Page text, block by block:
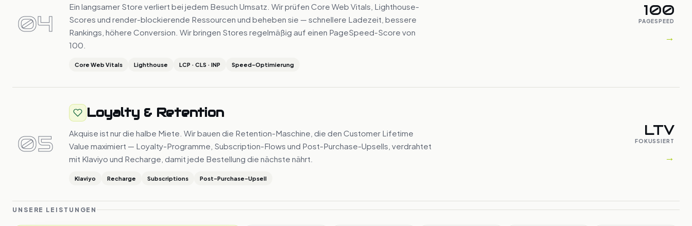
04
Ein langsamer Store verliert bei jedem Besuch Umsatz. Wir prüfen Core Web Vitals, Lighthouse-
Scores und render-blockierende Ressourcen und beheben sie — schnellere Ladezeit, bessere
Rankings, höhere Conversion. Wir bringen Stores regelmäßig auf einen PageSpeed-Score von
100.
Core Web Vitals Lighthouse LCP · CLS · INP Speed-Optimierung
100
PAGESPEED
→
05
Loyalty & Retention
Akquise ist nur die halbe Miete. Wir bauen die Retention-Maschine, die den Customer Lifetime
Value maximiert — Loyalty-Programme, Subscription-Flows und Post-Purchase-Upsells, verdrahtet
mit Klaviyo und Recharge, damit jede Bestellung die nächste nährt.
Klaviyo Recharge Subscriptions Post-Purchase-Upsell
LTV
FOKUSSIERT
→
UNSERE LEISTUNGEN